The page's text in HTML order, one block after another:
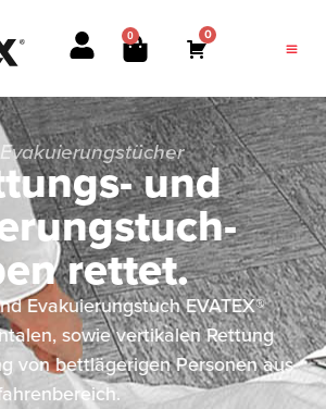
0 0
und
rettet.
Evakuierungstuch EVATEX®
sowie vertikalen Rettung
von bettlägerigen Personen aus